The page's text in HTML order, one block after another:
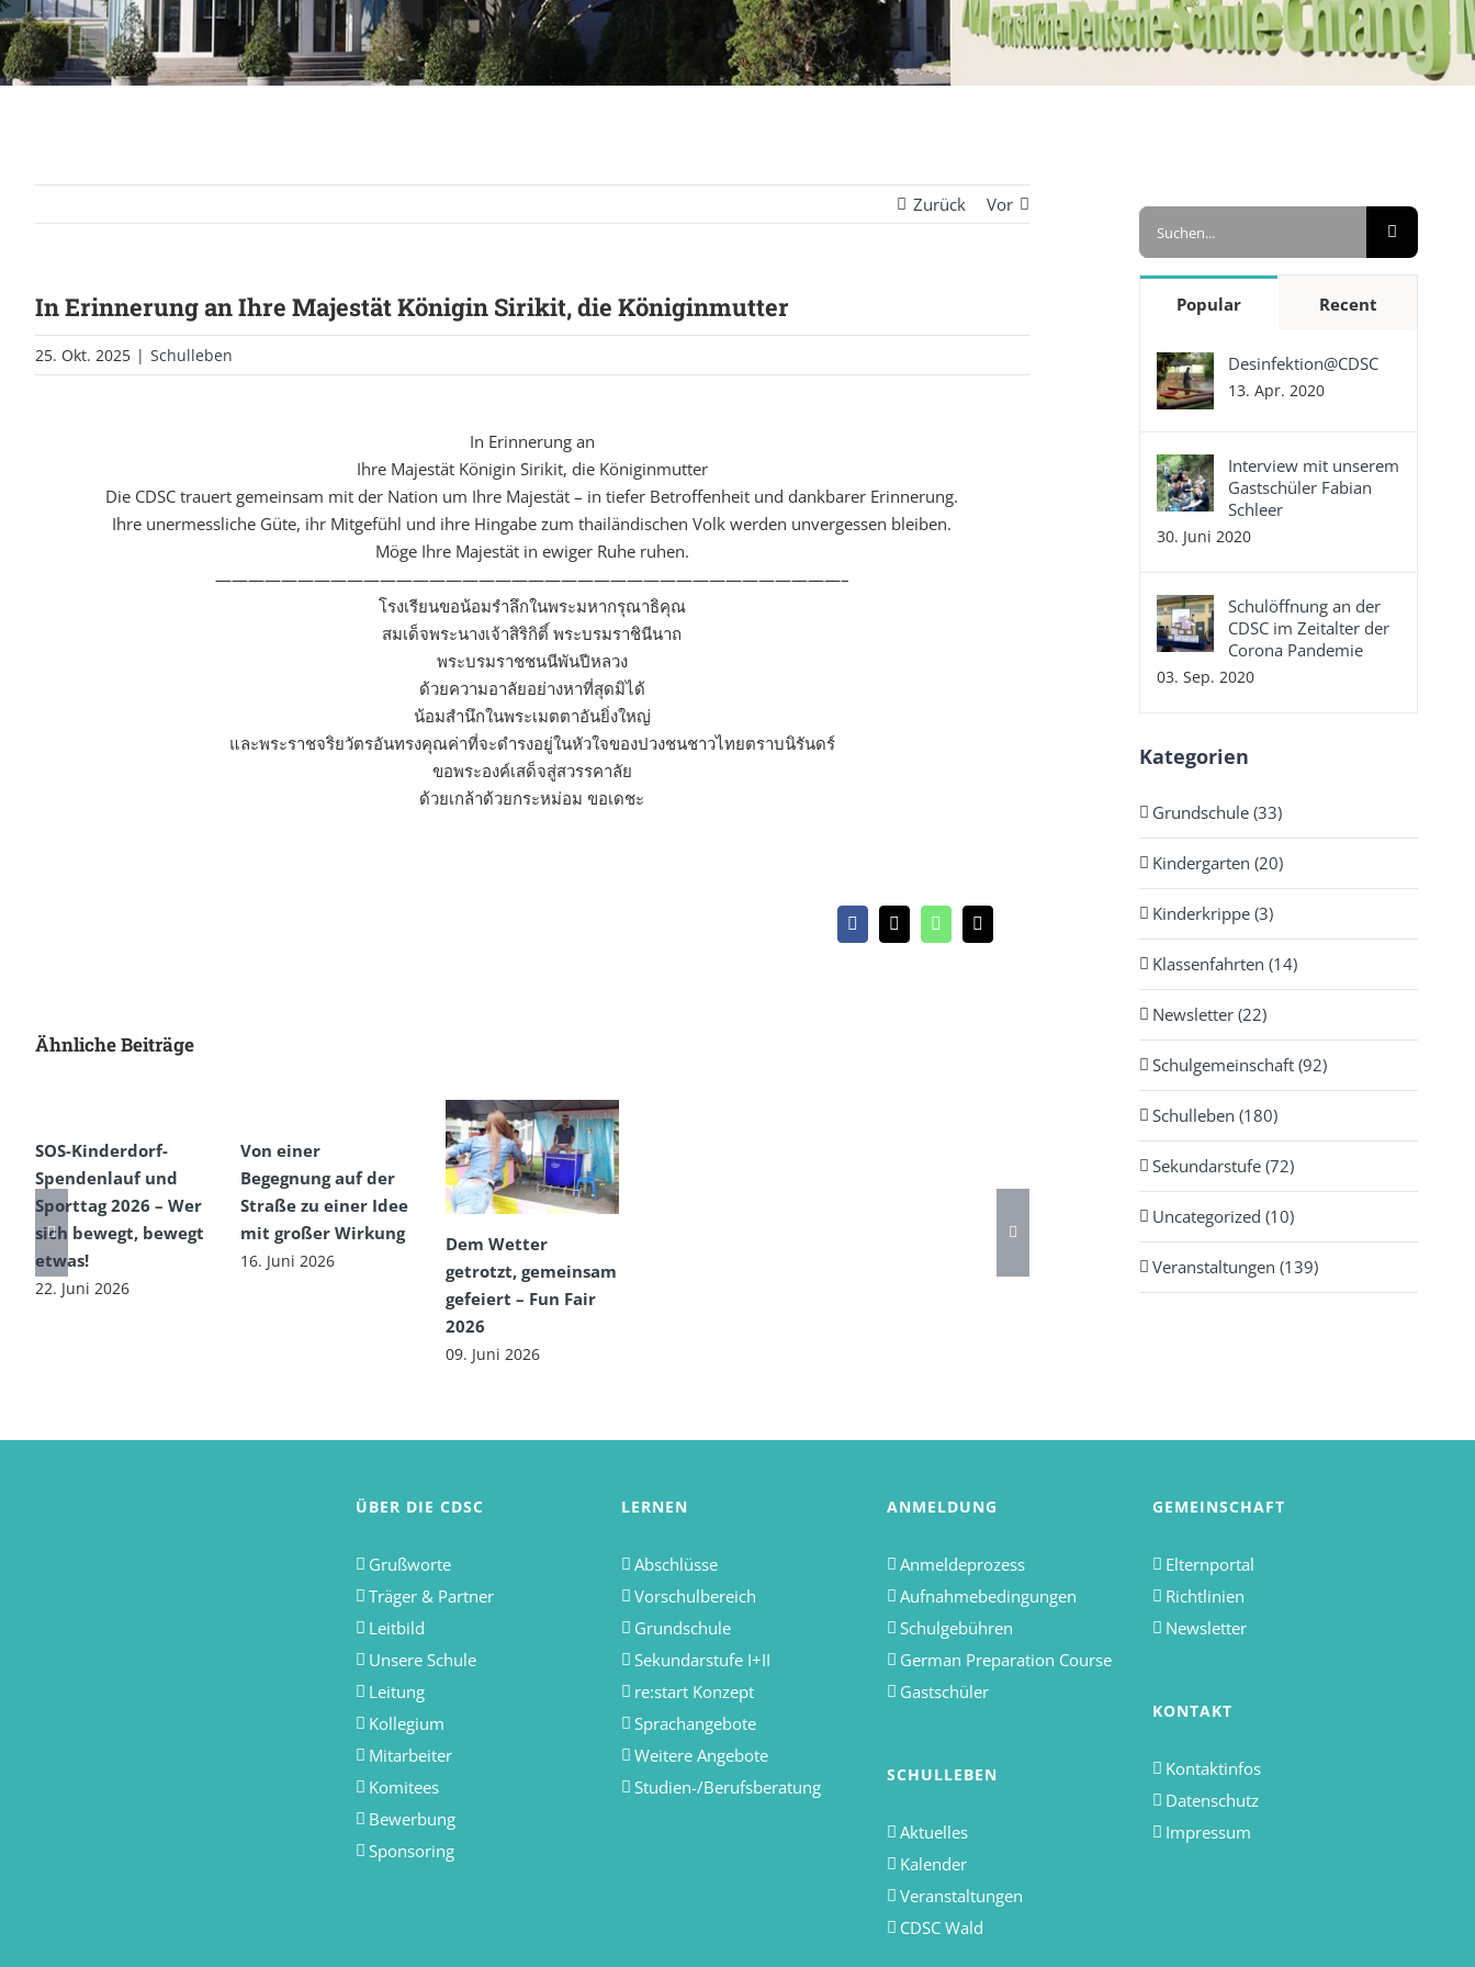
Zurück Vor
In Erinnerung an Ihre Majestät Königin Sirikit, die Königinmutter
25. Okt. 2025 | Schulleben
In Erinnerung an
Ihre Majestät Königin Sirikit, die Königinmutter
Die CDSC trauert gemeinsam mit der Nation um Ihre Majestät – in tiefer Betroffenheit und dankbarer Erinnerung.
Ihre unermessliche Güte, ihr Mitgefühl und ihre Hingabe zum thailändischen Volk werden unvergessen bleiben.
Möge Ihre Majestät in ewiger Ruhe ruhen.
——————————————————————————————————————–
โรงเรียนขอน้อมรำลึกในพระมหากรุณาธิคุณ
สมเด็จพระนางเจ้าสิริกิติ์ พระบรมราชินีนาถ
พระบรมราชชนนีพันปีหลวง
ด้วยความอาลัยอย่างหาที่สุดมิได้
น้อมสำนึกในพระเมตตาอันยิ่งใหญ่
และพระราชจริยวัตรอันทรงคุณค่าที่จะดำรงอยู่ในหัวใจของปวงชนชาวไทยตราบนิรันดร์
ขอพระองค์เสด็จสู่สวรรคาลัย
ด้วยเกล้าด้วยกระหม่อม ขอเดชะ
Facebook
X WhatsApp
E-
Mail
Ähnliche Beiträge
SOS-Kinderdorf-
Spendenlauf und
Sporttag 2026 – Wer
sich bewegt, bewegt
etwas!
22. Juni 2026
Von einer
Begegnung auf der
Straße zu einer Idee
mit großer Wirkung
16. Juni 2026
Dem Wetter
getrotzt, gemeinsam
gefeiert – Fun Fair
2026
09. Juni 2026
Suche
Popular Recent
Desinfektion@CDSC
13. Apr. 2020
Interview mit unserem
Gastschüler Fabian
Schleer
30. Juni 2020
Schulöffnung an der
CDSC im Zeitalter der
Corona Pandemie
03. Sep. 2020
Kategorien
Grundschule (33)
Kindergarten (20)
Kinderkrippe (3)
Klassenfahrten (14)
Newsletter (22)
Schulgemeinschaft (92)
Schulleben (180)
Sekundarstufe (72)
Uncategorized (10)
Veranstaltungen (139)
ÜBER DIE CDSC
Grußworte
Träger & Partner
Leitbild
Unsere Schule
Leitung
Kollegium
Mitarbeiter
Komitees
Bewerbung
Sponsoring
LERNEN
Abschlüsse
Vorschulbereich
Grundschule
Sekundarstufe I+II
re:start Konzept
Sprachangebote
Weitere Angebote
Studien-/Berufsberatung
ANMELDUNG
Anmeldeprozess
Aufnahmebedingungen
Schulgebühren
German Preparation Course
Gastschüler
SCHULLEBEN
Aktuelles
Kalender
Veranstaltungen
CDSC Wald
GEMEINSCHAFT
Elternportal
Richtlinien
Newsletter
KONTAKT
Kontaktinfos
Datenschutz
Impressum